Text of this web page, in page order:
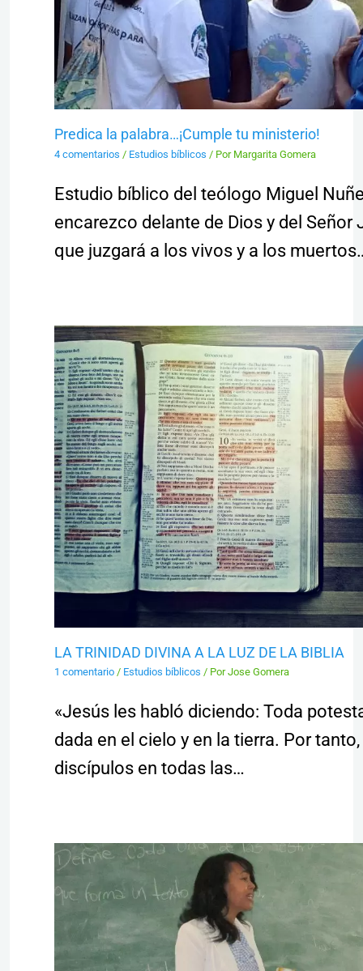
Predica la palabra…¡Cumple tu ministerio!
4 comentarios / Estudios bíblicos / Por Margarita Gomera
Estudio bíblico del teólogo Miguel
encarezco delante de Dios y del Señor
que juzgará a los vivos y a los
LA TRINIDAD DIVINA A LA LUZ DE LA BIBLIA
1 comentario / Estudios bíblicos / PorJose Gomera
«Jesús les habló diciendo: Toda
dada en el cielo y en la tierra. Por
discípulos en todas las…